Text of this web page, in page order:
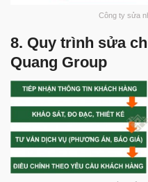
Công ty sửa
8. Quy trình sửa
Quang Group